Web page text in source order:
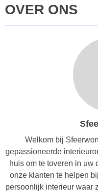
OVER ONS
Welkom bij
gepassioneerde
huis om te toveren in uw
onze klanten te helpen
persoonlijk interieur waar